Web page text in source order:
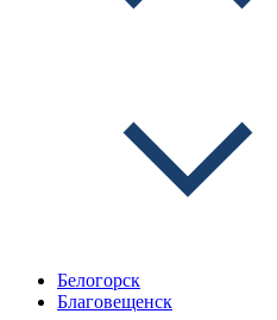
Белогорск
Благовещенск